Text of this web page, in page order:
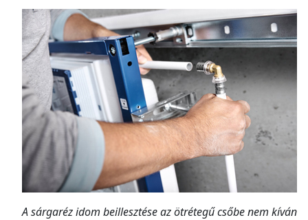
A sárgaréz idom beillesztése az ötrétegű csőbe nem kíván